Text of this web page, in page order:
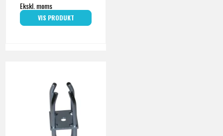
Ekskl. moms
VIS PRODUKT